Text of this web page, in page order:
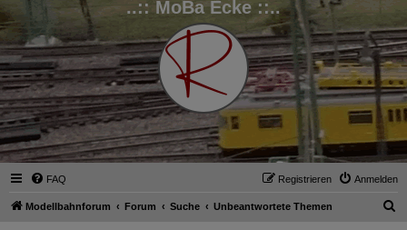
..:: MoBa Ecke ::..
FAQ Anmelden
Registrieren
Modellbahnforum Forum Suche Unbeantwortete Themen